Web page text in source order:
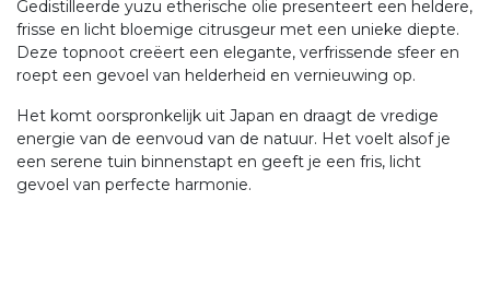
Gedistilleerde yuzu etherische olie presenteert een heldere,
frisse en licht bloemige citrusgeur met een unieke diepte.
Deze topnoot creëert een elegante, verfrissende sfeer en
roept een gevoel van helderheid en vernieuwing op.
Het komt oorspronkelijk uit Japan en draagt de vredige
energie van de eenvoud van de natuur. Het voelt alsof je
een serene tuin binnenstapt en geeft je een fris, licht
gevoel van perfecte harmonie.